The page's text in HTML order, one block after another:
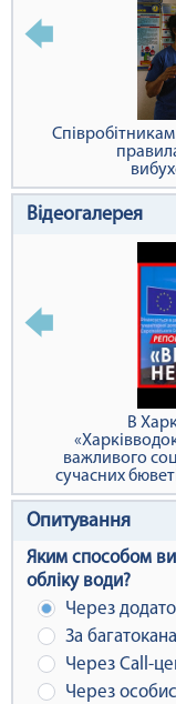
Відеогалерея
В
важливого
сучасних
Опитування
Яким способом
обліку води?
Через
За
Через Сall-
Через